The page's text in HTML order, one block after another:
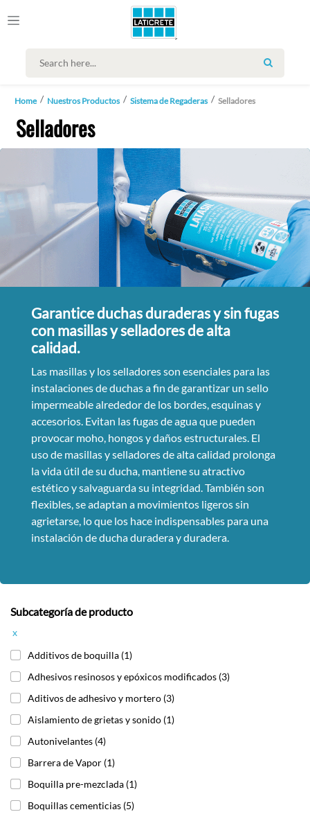
SEARCH
Home Nuestros Productos Sistema de Regaderas Selladores
Selladores
Garantice duchas duraderas y sin fugas
con masillas y selladores de alta
calidad.
Las masillas y los selladores son esenciales para las
instalaciones de duchas a fin de garantizar un sello
impermeable alrededor de los bordes, esquinas y
accesorios. Evitan las fugas de agua que pueden
provocar moho, hongos y daños estructurales. El
uso de masillas y selladores de alta calidad prolonga
la vida útil de su ducha, mantiene su atractivo
estético y salvaguarda su integridad. También son
flexibles, se adaptan a movimientos ligeros sin
agrietarse, lo que los hace indispensables para una
instalación de ducha duradera y duradera.
Subcategoría de producto
x
Additivos de boquilla (1)
Adhesivos resinosos y epóxicos modificados (3)
Aditivos de adhesivo y mortero (3)
Aislamiento de grietas y sonido (1)
Autonivelantes (4)
Barrera de Vapor (1)
Boquilla pre-mezclada (1)
Boquillas cementicias (5)